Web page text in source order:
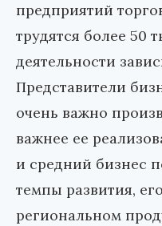
предприятий
трудятся более 50
деятельности
Представители
очень важно
важнее ее
и средний бизнес
темпы развития,
региональном